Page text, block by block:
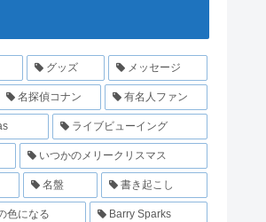
グッズ メッセージ
名探偵コナン 有名人ファン
ライブビューイング
いつかのメリークリスマス
名盤 書き起こし
色になる Barry Sparks